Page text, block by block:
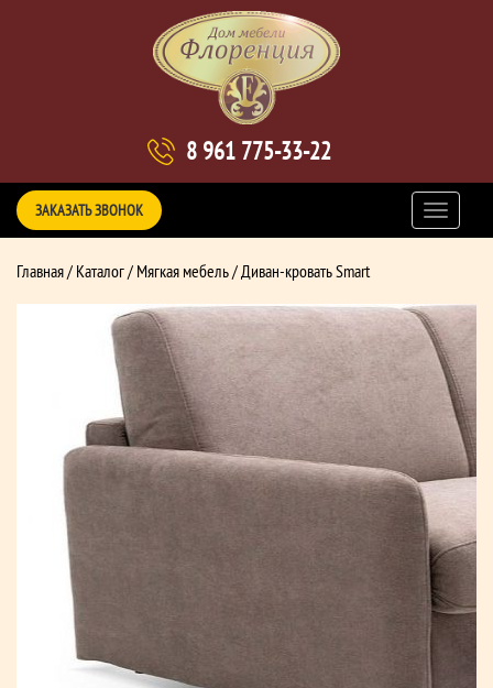
8 961 775-33-22
ЗАКАЗАТЬ ЗВОНОК
Главная/ Каталог/ Мягкая мебель/ Диван-кровать Smart